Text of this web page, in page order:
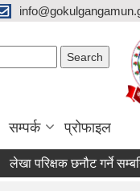
सम्पर्क प्रोफाइल
लेखा परिक्षक छनौट गर्ने